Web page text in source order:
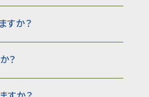
すか？
？